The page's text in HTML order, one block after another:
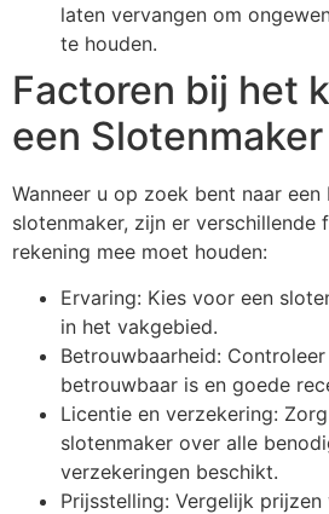
laten vervangen om
te houden.
Factoren bij het
een Slotenmaker
Wanneer u op zoek bent naar
slotenmaker, zijn er verschillende
rekening mee moet houden:
Ervaring: Kies voor een
in het vakgebied.
Betrouwbaarheid:
betrouwbaar is en goede
Licentie en verzekering:
slotenmaker over alle
verzekeringen beschikt.
Prijsstelling: Vergelijk